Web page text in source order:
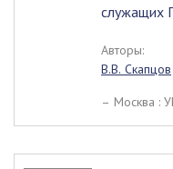
служащих
Авторы:
В.В. Скапцов
– Москва :